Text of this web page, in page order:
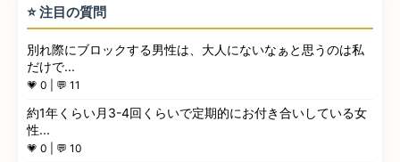
⭐ 注目の質問
別れ際にブロックする男性は、大人にないなぁと思うのは私
だけで...
💗 0 | 💬 11
約1年くらい月3-4回くらいで定期的にお付き合いしている女
性...
💗 0 | 💬 10